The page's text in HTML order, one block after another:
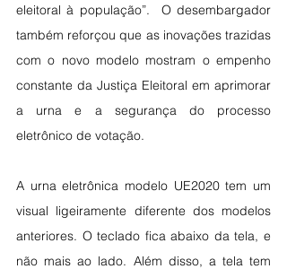
eleitoral à população”.  O desembargador
também reforçou que as inovações trazidas
com o novo modelo mostram o empenho
constante da Justiça Eleitoral em aprimorar
a urna e a segurança do processo
eletrônico de votação.
A urna eletrônica modelo UE2020 tem um
visual ligeiramente diferente dos modelos
anteriores. O teclado fica abaixo da tela, e
não mais ao lado. Além disso, a tela tem